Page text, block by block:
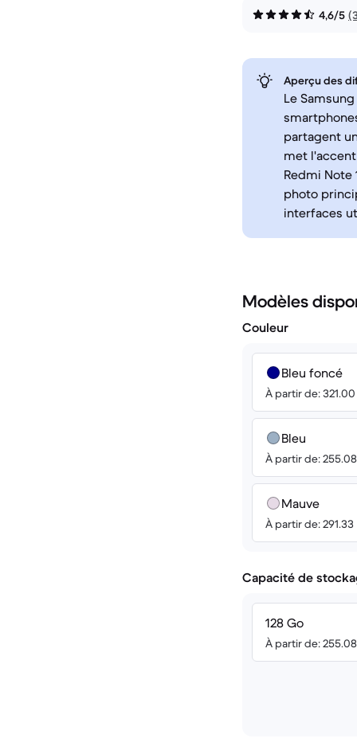
4,6/5
Aperçu des
Le
partagent
met
Redmi
photo
interfaces
Modèles
Couleur
Bleu foncé
À partir de: 321.00
Bleu
À partir de: 255.08
Mauve
À partir de: 291.33
Capacité de
128 Go
À partir de: 255.08